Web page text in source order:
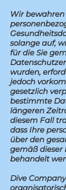
Wir
solange auf,
für die Sie
wurden,
jedoch
gesetzlich
bestimmte
längeren
diesem Fall
dass Ihre
über den
gemäß dieser
behandelt
Dive